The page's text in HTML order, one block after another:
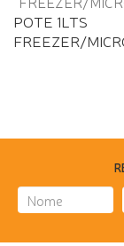
POTE 1LTS
FREEZER/